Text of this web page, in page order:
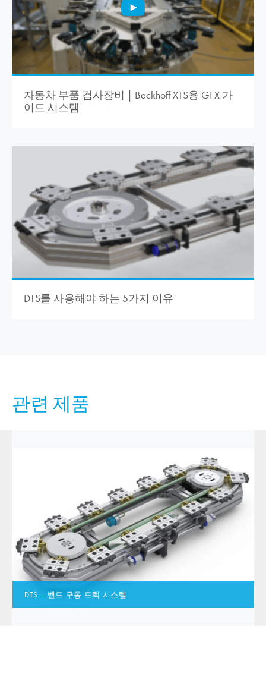
자동차 부품 검사장비 | Beckhoff XTS용 GFX 가
이드 시스템
DTS를 사용해야 하는 5가지 이유
관련 제품
DTS – 벨트 구동 트랙 시스템